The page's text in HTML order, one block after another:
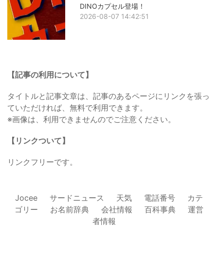
DINOカプセル登場！
2026-08-07 14:42:51
【記事の利用について】
タイトルと記事文章は、記事のあるページにリンクを張っ
ていただければ、無料で利用できます。
※画像は、利用できませんのでご注意ください。
【リンクついて】
リンクフリーです。
Jocee サードニュース 天気 電話番号
カテ
ゴリー
お名前辞典 会社情報 百科事典
運営
者情報